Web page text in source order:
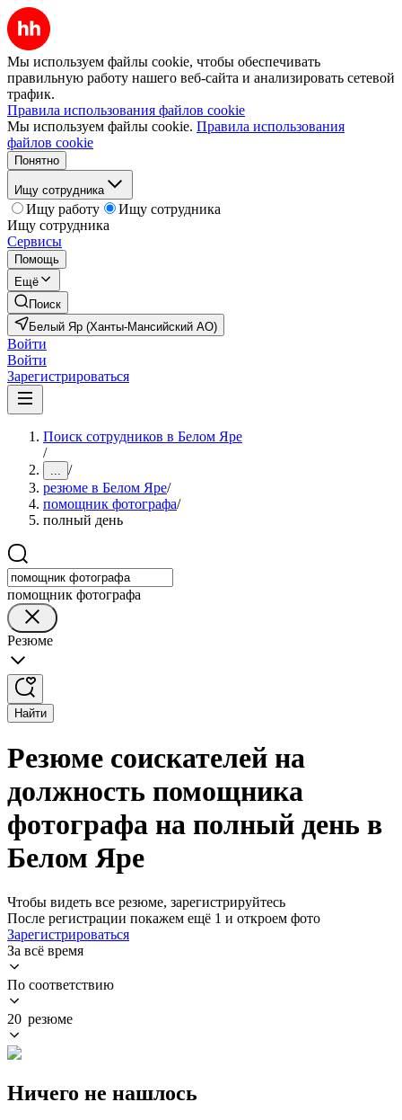
Мы используем файлы cookie, чтобы обеспечивать
правильную работу нашего веб-сайта и анализировать сетевой
трафик.
Правила использования файлов cookie
Мы используем файлы cookie. Правила использования
файлов cookie
Понятно
Ищу сотрудника
Ищу работу
Ищу сотрудника
Ищу сотрудника
Сервисы
Помощь
Ещё
Поиск
Белый Яр (Ханты-Мансийский АО)
Войти
Войти
Зарегистрироваться
Поиск сотрудников в Белом Яре
/
... /
резюме в Белом Яре/
помощник фотографа/
полный день
помощник фотографа
Резюме
Найти
Резюме соискателей на
должность помощника
фотографа на полный день в
Белом Яре
Чтобы видеть все резюме, зарегистрируйтесь
После регистрации покажем ещё 1 и откроем фото
Зарегистрироваться
За всё время
По соответствию
20 резюме
Ничего не нашлось